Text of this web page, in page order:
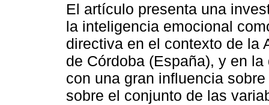
El artículo presenta una
la inteligencia emocional
directiva en el contexto de la
de Córdoba (España), y en
con una gran influencia
sobre el conjunto de las